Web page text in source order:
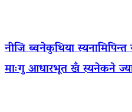
नीजि ब्वनेकुथिया
माःगु आधारभूत खँ स्यनेकने